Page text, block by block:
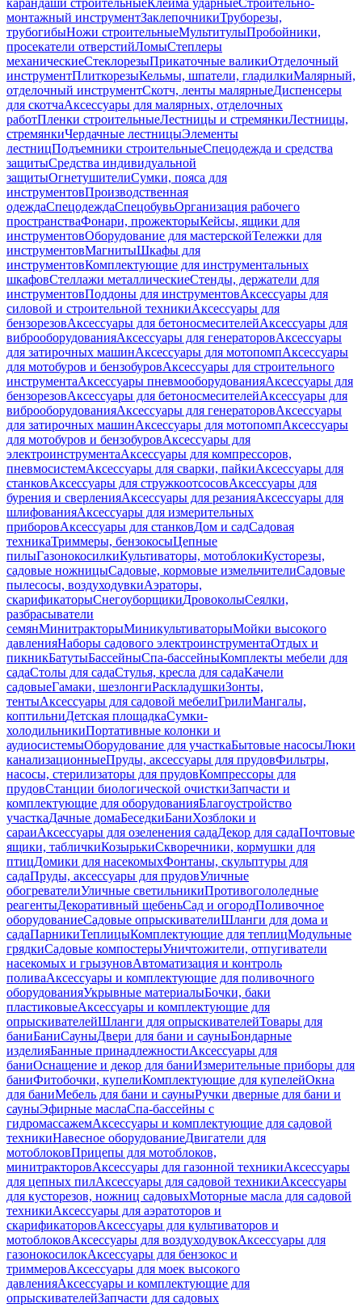
карандаши строительныеКлейма ударныеСтроительно-
монтажный инструментЗаклепочникиТруборезы,
трубогибыНожи строительныеМультитулыПробойники,
просекатели отверстийЛомыСтеплеры
механическиеСтеклорезыПрикаточные валикиОтделочный
инструментПлиткорезыКельмы, шпатели, гладилкиМалярный,
отделочный инструментСкотч, ленты малярныеДиспенсеры
для скотчаАксессуары для малярных, отделочных
работПленки строительныеЛестницы и стремянкиЛестницы,
стремянкиЧердачные лестницыЭлементы
лестницПодъемники строительныеСпецодежда и средства
защитыСредства индивидуальной
защитыОгнетушителиСумки, пояса для
инструментовПроизводственная
одеждаСпецодеждаСпецобувьОрганизация рабочего
пространстваФонари, прожекторыКейсы, ящики для
инструментовОборудование для мастерскойТележки для
инструментовМагнитыШкафы для
инструментовКомплектующие для инструментальных
шкафовСтеллажи металлическиеСтенды, держатели для
инструментовПоддоны для инструментовАксессуары для
силовой и строительной техникиАксессуары для
бензорезовАксессуары для бетоносмесителейАксессуары для
виброоборудованияАксессуары для генераторовАксессуары
для затирочных машинАксессуары для мотопомпАксессуары
для мотобуров и бензобуровАксессуары для строительного
инструментаАксессуары пневмооборудованияАксессуары для
бензорезовАксессуары для бетоносмесителейАксессуары для
виброоборудованияАксессуары для генераторовАксессуары
для затирочных машинАксессуары для мотопомпАксессуары
для мотобуров и бензобуровАксессуары для
электроинструментаАксессуары для компрессоров,
пневмосистемАксессуары для сварки, пайкиАксессуары для
станковАксессуары для стружкоотсосовАксессуары для
бурения и сверленияАксессуары для резанияАксессуары для
шлифованияАксессуары для измерительных
приборовАксессуары для станковДом и садСадовая
техникаТриммеры, бензокосыЦепные
пилыГазонокосилкиКультиваторы, мотоблокиКусторезы,
садовые ножницыСадовые, кормовые измельчителиСадовые
пылесосы, воздуходувкиАэраторы,
скарификаторыСнегоуборщикиДровоколыСеялки,
разбрасыватели
семянМинитракторыМиникультиваторыМойки высокого
давленияНаборы садового электроинструментаОтдых и
пикникБатутыБассейныСпа-бассейныКомплекты мебели для
садаСтолы для садаСтулья, кресла для садаКачели
садовыеГамаки, шезлонгиРаскладушкиЗонты,
тентыАксессуары для садовой мебелиГрилиМангалы,
коптильниДетская площадкаСумки-
холодильникиПортативные колонки и
аудиосистемыОборудование для участкаБытовые насосыЛюки
канализационныеПруды, аксессуары для прудовФильтры,
насосы, стерилизаторы для прудовКомпрессоры для
прудовСтанции биологической очисткиЗапчасти и
комплектующие для оборудованияБлагоустройство
участкаДачные домаБеседкиБаниХозблоки и
сараиАксессуары для озеленения садаДекор для садаПочтовые
ящики, табличкиКозырькиСкворечники, кормушки для
птицДомики для насекомыхФонтаны, скульптуры для
садаПруды, аксессуары для прудовУличные
обогревателиУличные светильникиПротивогололедные
реагентыДекоративный щебеньСад и огородПоливочное
оборудованиеСадовые опрыскивателиШланги для дома и
садаПарникиТеплицыКомплектующие для теплицМодульные
грядкиСадовые компостерыУничтожители, отпугиватели
насекомых и грызуновАвтоматизация и контроль
поливаАксессуары и комплектующие для поливочного
оборудованияУкрывные материалыБочки, баки
пластиковыеАксессуары и комплектующие для
опрыскивателейШланги для опрыскивателейТовары для
баниБаниСауныДвери для бани и сауныБондарные
изделияБанные принадлежностиАксессуары для
баниОснащение и декор для баниИзмерительные приборы для
баниФитобочки, купелиКомплектующие для купелейОкна
для баниМебель для бани и сауныРучки дверные для бани и
сауныЭфирные маслаСпа-бассейны с
гидромассажемАксессуары и комплектующие для садовой
техникиНавесное оборудованиеДвигатели для
мотоблоковПрицепы для мотоблоков,
минитракторовАксессуары для газонной техникиАксессуары
для цепных пилАксессуары для садовой техникиАксессуары
для кусторезов, ножниц садовыхМоторные масла для садовой
техникиАксессуары для аэратоторов и
скарификаторовАксессуары для культиваторов и
мотоблоковАксессуары для воздуходувокАксессуары для
газонокосилокАксессуары для бензокос и
триммеровАксессуары для моек высокого
давленияАксессуары и комплектующие для
опрыскивателейЗапчасти для садовых